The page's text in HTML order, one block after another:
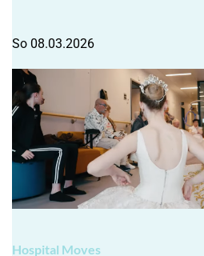
So 08.03.2026
Hospital Moves